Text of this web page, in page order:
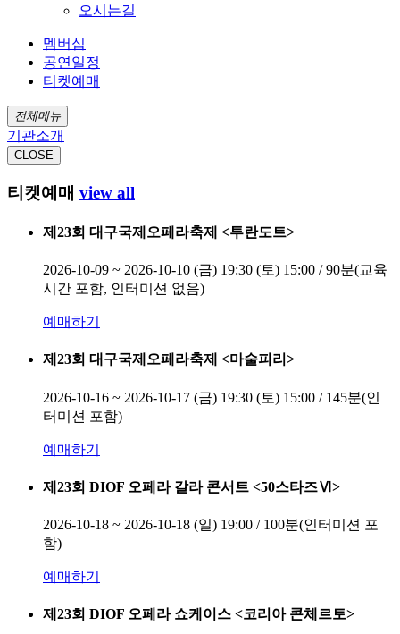
오시는길
멤버십
공연일정
티켓예매
전체메뉴
기관소개
CLOSE
티켓예매 view all
제23회 대구국제오페라축제 <투란도트>
2026-10-09 ~ 2026-10-10 (금) 19:30 (토) 15:00 / 90분(교육
시간 포함, 인터미션 없음)
예매하기
제23회 대구국제오페라축제 <마술피리>
2026-10-16 ~ 2026-10-17 (금) 19:30 (토) 15:00 / 145분(인
터미션 포함)
예매하기
제23회 DIOF 오페라 갈라 콘서트 <50스타즈Ⅵ>
2026-10-18 ~ 2026-10-18 (일) 19:00 / 100분(인터미션 포
함)
예매하기
제23회 DIOF 오페라 쇼케이스 <코리아 콘체르토>